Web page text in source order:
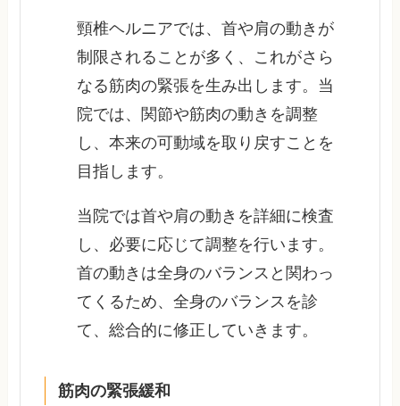
頸椎ヘルニアでは、首や肩の動きが
制限されることが多く、これがさら
なる筋肉の緊張を生み出します。当
院では、関節や筋肉の動きを調整
し、本来の可動域を取り戻すことを
目指します。
当院では首や肩の動きを詳細に検査
し、必要に応じて調整を行います。
首の動きは全身のバランスと関わっ
てくるため、全身のバランスを診
て、総合的に修正していきます。
筋肉の緊張緩和